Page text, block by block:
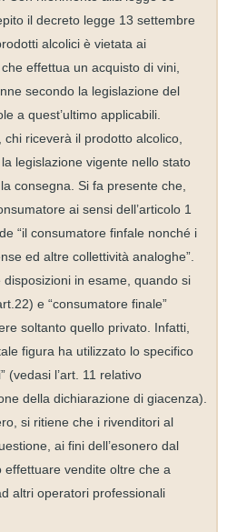
il decreto legge 13 settembre
alcolici è vietata ai
effettua un acquisto di vini,
secondo la legislazione del
a quest’ultimo applicabili.
chi riceverà il prodotto alcolico,
legislazione vigente nello stato
consegna. Si fa presente che,
ai sensi dell’articolo 1
“il consumatore finfale nonché i
ed altre collettività analoghe”.
in esame, quando si
e “consumatore finale”
soltanto quello privato. Infatti,
figura ha utilizzato lo specifico
(vedasi l’art. 11 relativo
della dichiarazione di giacenza).
si ritiene che i rivenditori al
ai fini dell’esonero dal
effettuare vendite oltre che a
altri operatori professionali